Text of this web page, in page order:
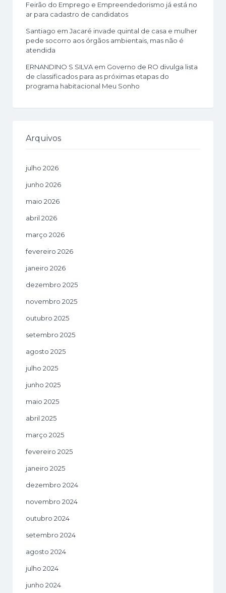
Feirão do Emprego e Empreendedorismo já está no
ar para cadastro de candidatos
Santiago em Jacaré invade quintal de casa e mulher
pede socorro aos órgãos ambientais, mas não é
atendida
ERNANDINO S SILVA em Governo de RO divulga lista
de classificados para as próximas etapas do
programa habitacional Meu Sonho
Arquivos
julho 2026
junho 2026
maio 2026
abril 2026
março 2026
fevereiro 2026
janeiro 2026
dezembro 2025
novembro 2025
outubro 2025
setembro 2025
agosto 2025
julho 2025
junho 2025
maio 2025
abril 2025
março 2025
fevereiro 2025
janeiro 2025
dezembro 2024
novembro 2024
outubro 2024
setembro 2024
agosto 2024
julho 2024
junho 2024